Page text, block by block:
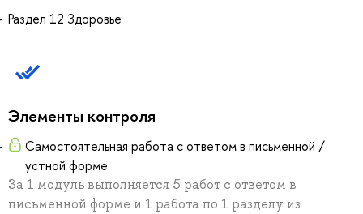
Раздел 12 Здоровье
Элементы контроля
Самостоятельная работа с ответом в письменной /
устной форме
За 1 модуль выполняется 5 работ с ответом в
письменной форме и 1 работа по 1 разделу из